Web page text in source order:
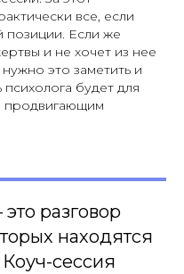
все, если
позиции. Если же
и не хочет из нее
это заметить и
будет для
продвигающим
разговор
находятся
сессия